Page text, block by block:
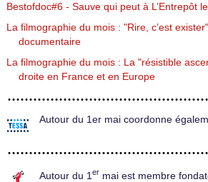
Bestofdoc#6 - Sauve qui peut à L’Entrepôt
La filmographie du mois : "Rire, c’est
documentaire
La filmographie du mois : La "résistible
droite en France et en Europe
Autour du 1er mai coordonne
Autour du 1 er mai est membre